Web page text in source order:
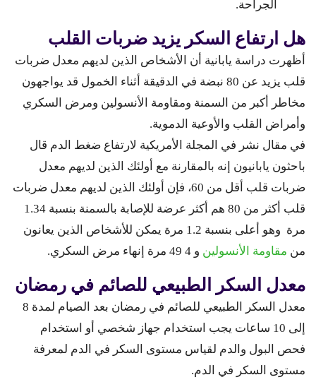
الجراحة.
هل ارتفاع السكر يزيد ضربات القلب
أظهرت دراسة يابانية أن الأشخاص الذين لديهم معدل ضربات
قلب يزيد عن 80 نبضة في الدقيقة أثناء الخمول قد يواجهون
مخاطر أكبر من السمنة ومقاومة الأنسولين ومرض السكري
وأمراض القلب والأوعية الدموية.
في مقال نشر في المجلة الأمريكية لارتفاع ضغط الدم قال
باحثون يابانيون إنه بالمقارنة مع أولئك الذين لديهم معدل
ضربات قلب أقل من 60، فإن أولئك الذين لديهم معدل ضربات
قلب أكثر من 80 هم أكثر عرضة للإصابة بالسمنة بنسبة 1.34
مرة وهو أعلى بنسبة 1.2 مرة يمكن للأشخاص الذين يعانون
من مقاومة الأنسولين و 4 49 مرة إنهاء مرض السكري.
معدل السكر الطبيعي للصائم في رمضان
معدل السكر الطبيعي للصائم في رمضان بعد الصيام لمدة 8
إلى 10 ساعات يجب استخدام جهاز شخصي أو استخدام
فحص البول والدم لقياس مستوى السكر في الدم لمعرفة
مستوى السكر في الدم.